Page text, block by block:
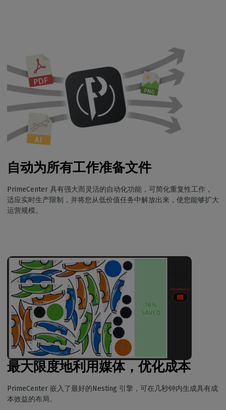
自动为所有工作准备文件
PrimeCenter 具有强大而灵活的自动化功能，可简化重复性工作，
适应实时生产限制，并将您从低价值任务中解放出来，使您能够扩大
运营规模。
最大限度地利用媒体，优化成本
PrimeCenter 嵌入了最好的Nesting 引擎，可在几秒钟内生成具有成
本效益的布局。